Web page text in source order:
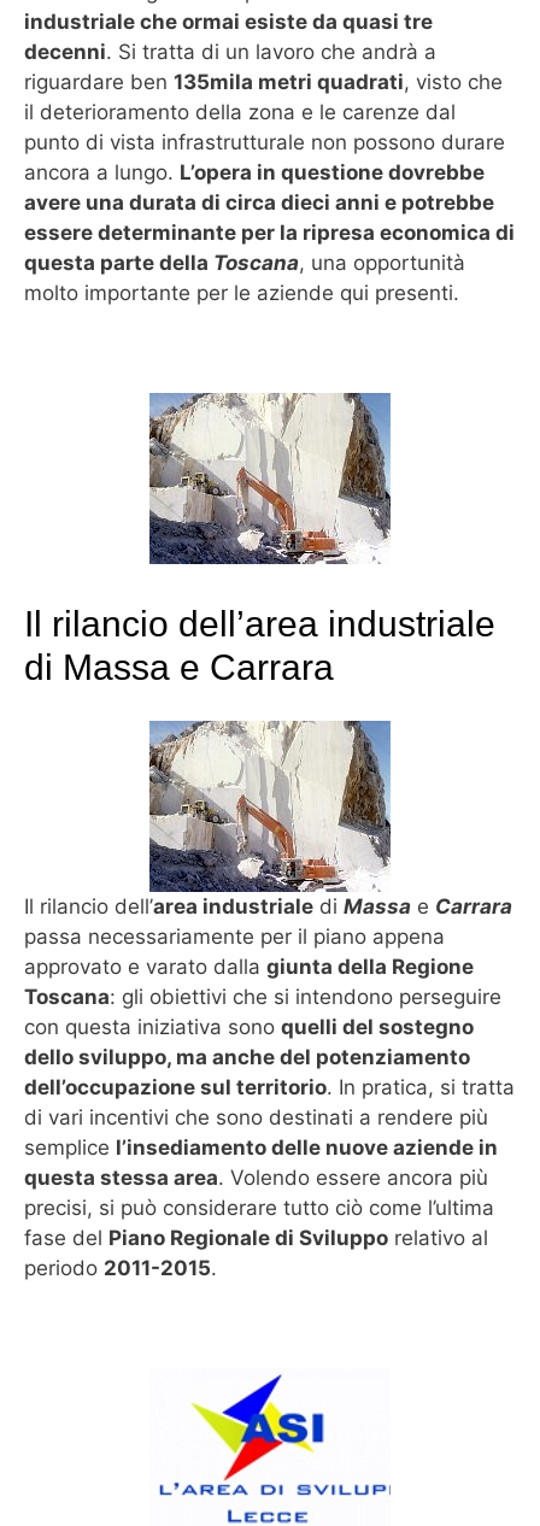
industriale che ormai esiste da quasi tre
decenni. Si tratta di un lavoro che andrà a
riguardare ben 135mila metri quadrati, visto che
il deterioramento della zona e le carenze dal
punto di vista infrastrutturale non possono durare
ancora a lungo. L’opera in questione dovrebbe
avere una durata di circa dieci anni e potrebbe
essere determinante per la ripresa economica di
questa parte della Toscana, una opportunità
molto importante per le aziende qui presenti.
Il rilancio dell’area industriale
di Massa e Carrara
Il rilancio dell’area industriale di Massa e Carrara
passa necessariamente per il piano appena
approvato e varato dalla giunta della Regione
Toscana: gli obiettivi che si intendono perseguire
con questa iniziativa sono quelli del sostegno
dello sviluppo, ma anche del potenziamento
dell’occupazione sul territorio. In pratica, si tratta
di vari incentivi che sono destinati a rendere più
semplice l’insediamento delle nuove aziende in
questa stessa area. Volendo essere ancora più
precisi, si può considerare tutto ciò come l’ultima
fase del Piano Regionale di Sviluppo relativo al
periodo 2011-2015.